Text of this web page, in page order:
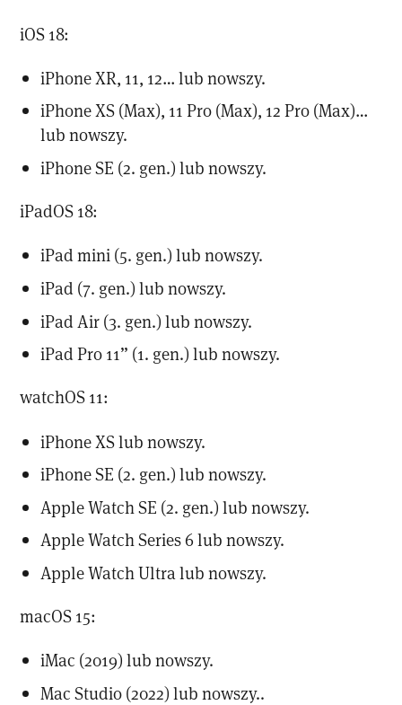
iOS 18:
iPhone XR, 11, 12… lub nowszy.
iPhone XS (Max), 11 Pro (Max), 12 Pro (Max)…
lub nowszy.
iPhone SE (2. gen.) lub nowszy.
iPadOS 18:
iPad mini (5. gen.) lub nowszy.
iPad (7. gen.) lub nowszy.
iPad Air (3. gen.) lub nowszy.
iPad Pro 11” (1. gen.) lub nowszy.
watchOS 11:
iPhone XS lub nowszy.
iPhone SE (2. gen.) lub nowszy.
Apple Watch SE (2. gen.) lub nowszy.
Apple Watch Series 6 lub nowszy.
Apple Watch Ultra lub nowszy.
macOS 15:
iMac (2019) lub nowszy.
Mac Studio (2022) lub nowszy..